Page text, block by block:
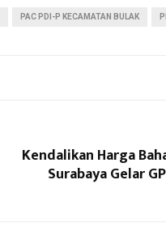
PAC PDI-P KECAMATAN BULAK
Kendalikan Harga
Surabaya Gelar